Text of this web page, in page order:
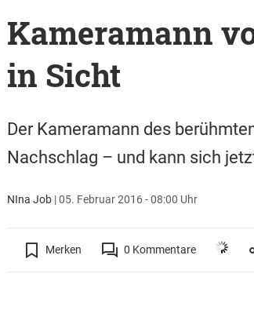
Kameramann
in Sicht
Der Kameramann des
Nachschlag – und kann sich
NIna Job|05. Februar 2016 - 08:00 Uhr
Merken 0 Kommentare